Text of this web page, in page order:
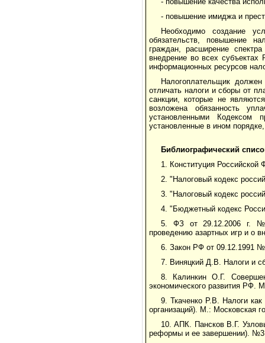
- повышение имиджа и
Необходимо создание
обязательств, повышение
граждан, расширение
внедрение во всех субъектах
информационных ресурсов
Налогоплательщик
отличать налоги и сборы от
санкции, которые не
возложена обязанность
установленными Кодексом
установленные в ином
Библиографический
1. Конституция Российской
2. "Налоговый кодекс
3. "Налоговый кодекс
4. "Бюджетный кодекс
5. ФЗ от 29.12.2006 г.
проведению азартных игр и о
6. Закон РФ от 09.12.1991
7. Виняцкий Д.В. Налоги и
8. Калинкин О.Г.
экономического развития РФ.
9. Ткаченко Р.В. Налоги
организаций). М.: Московская
10. АПК. Пансков В.Г.
реформы и ее завершении).